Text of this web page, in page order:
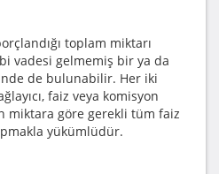
toplam miktarı
vadesi gelmemiş bir ya da
de bulunabilir. Her iki
faiz veya komisyon
miktara göre gerekli tüm faiz
yükümlüdür.